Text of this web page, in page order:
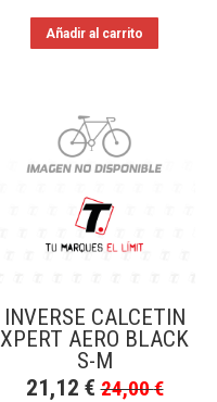
Añadir al carrito
INVERSE CALCETIN
XPERT AERO BLACK
S-M
21,12 € 24,00€